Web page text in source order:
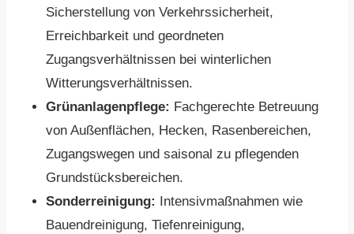
Sicherstellung von Verkehrssicherheit,
Erreichbarkeit und geordneten
Zugangsverhältnissen bei winterlichen
Witterungsverhältnissen.
Grünanlagenpflege: Fachgerechte Betreuung
von Außenflächen, Hecken, Rasenbereichen,
Zugangswegen und saisonal zu pflegenden
Grundstücksbereichen.
Sonderreinigung:
Intensivmaßnahmen wie
Bauendreinigung, Tiefenreinigung,